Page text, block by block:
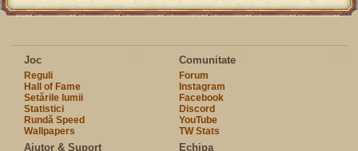
Joc
Reguli
Hall of Fame
Setările lumii
Statistici
Rundă Speed
Wallpapers
Comunitate
Forum
Instagram
Facebook
Discord
YouTube
TW Stats
Ajutor & Suport Echipa